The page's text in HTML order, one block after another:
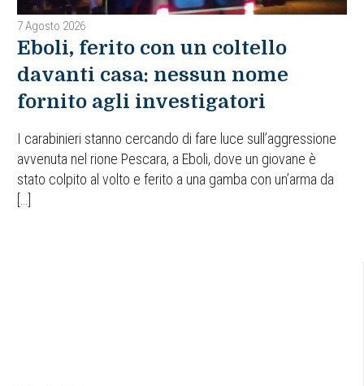
7 Agosto 2026
Eboli, ferito con un coltello
davanti casa: nessun nome
fornito agli investigatori
I carabinieri stanno cercando di fare luce sull’aggressione
avvenuta nel rione Pescara, a Eboli, dove un giovane è
stato colpito al volto e ferito a una gamba con un’arma da
[…]